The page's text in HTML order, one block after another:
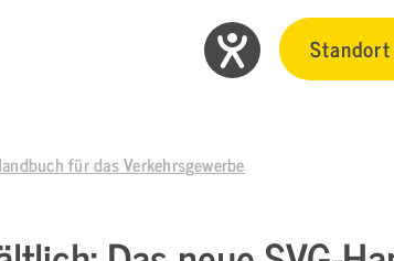
für das Verkehrsgewerbe